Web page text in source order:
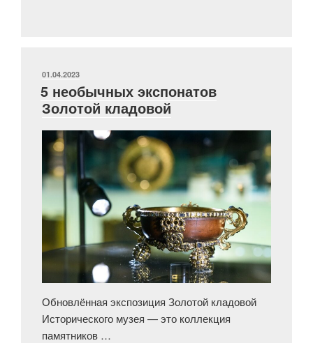
ОПУБЛИКОВАНО
01.04.2023
5 необычных экспонатов
Золотой кладовой
Обновлённая экспозиция Золотой кладовой
Исторического музея — это коллекция
памятников …